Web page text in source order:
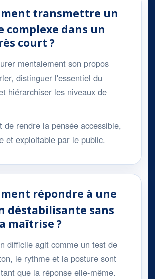
transmettre un
complexe dans un
court ?
mentalement son propos
distinguer l'essentiel du
hiérarchiser les niveaux de
de rendre la pensée accessible,
et exploitable par le public.
répondre à une
déstabilisante sans
maîtrise ?
difficile agit comme un test de
le rythme et la posture sont
que la réponse elle-même.